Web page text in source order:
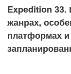
Expedition 33.
жанрах,
платформах и